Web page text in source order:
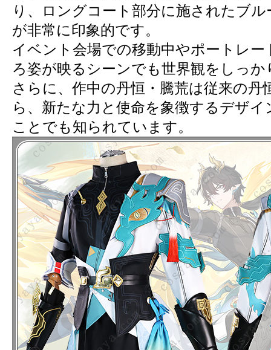
り、ロングコート部分に施されたブ
が非常に印象的です。
イベント会場での移動中やポートレー
ろ姿が映るシーンでも世界観をしっ
さらに、作中の丹恒・騰荒は従来の丹
ら、新たな力と使命を象徴するデザ
ことでも知られています。